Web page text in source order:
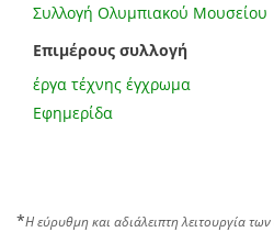
Συλλογή Ολυμπιακού Μουσείου
Επιμέρους συλλογή
έργα τέχνης έγχρωμα
Εφημερίδα
*Η εύρυθμη και αδιάλειπτη λειτουργία